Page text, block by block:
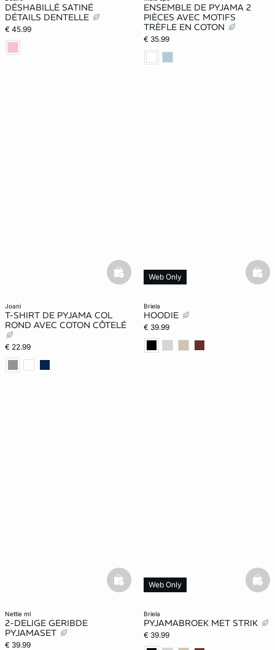
DÉSHABILLÉ SATINÉ
DÉTAILS DENTELLE
€ 45.99
ENSEMBLE DE PYJAMA 2
PIÈCES AVEC MOTIFS
TRÈFLE EN COTON
€ 35.99
joani
T-SHIRT DE PYJAMA COL
ROND AVEC COTON CÔTELÉ
€ 22.99
basketfull
briela
HOODIE
€ 39.99
Web Only
nettie ml
2-DELIGE GERIBDE
PYJAMASET
€ 39.99
basketfull
briela
PYJAMABROEK MET STRIK
€ 39.99
Web Only